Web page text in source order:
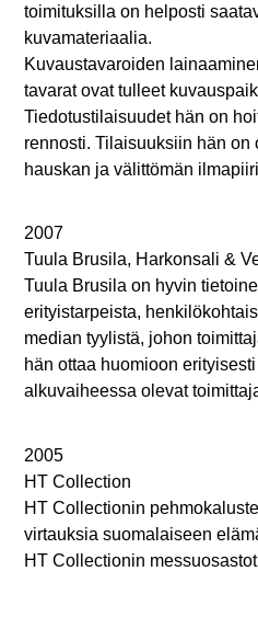
toimituksilla on helposti
kuvamateriaalia.
Kuvaustavaroiden
tavarat ovat tulleet
Tiedotustilaisuudet hän on
rennosti. Tilaisuuksiin hän on
hauskan ja välittömän
2007
Tuula Brusila, Harkonsali &
Tuula Brusila on hyvin
erityistarpeista,
median tyylistä, johon
hän ottaa huomioon
alkuvaiheessa olevat
2005
HT Collection
HT Collectionin
virtauksia suomalaiseen
HT Collectionin